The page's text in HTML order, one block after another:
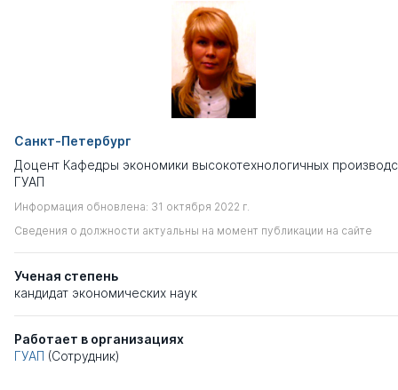
Санкт-Петербург
Доцент Кафедры экономики высокотехнологичных
ГУАП
Информация обновлена: 31 октября 2022 г.
Сведения о должности актуальны на момент публикации на сайте
Ученая степень
кандидат экономических наук
Работает в организациях
ГУАП (Сотрудник)